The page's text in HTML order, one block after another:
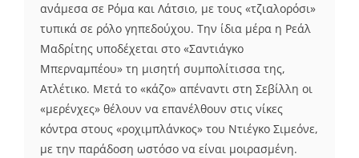
ανάμεσα σε Ρόμα και Λάτσιο, με τους «τζιαλορόσι»
τυπικά σε ρόλο γηπεδούχου. Την ίδια μέρα η Ρεάλ
Μαδρίτης υποδέχεται στο «Σαντιάγκο
Μπερναμπέου» τη μισητή συμπολίτισσα της,
Ατλέτικο. Μετά το «κάζο» απέναντι στη Σεβίλλη οι
«μερένχες» θέλουν να επανέλθουν στις νίκες
κόντρα στους «ροχιμπλάνκος» του Ντιέγκο Σιμεόνε,
με την παράδοση ωστόσο να είναι μοιρασμένη.